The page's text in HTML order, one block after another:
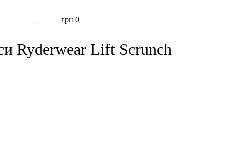
грн 0
Ryderwear Lift Scrunch